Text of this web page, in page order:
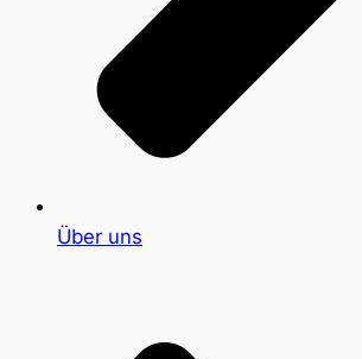
Über uns